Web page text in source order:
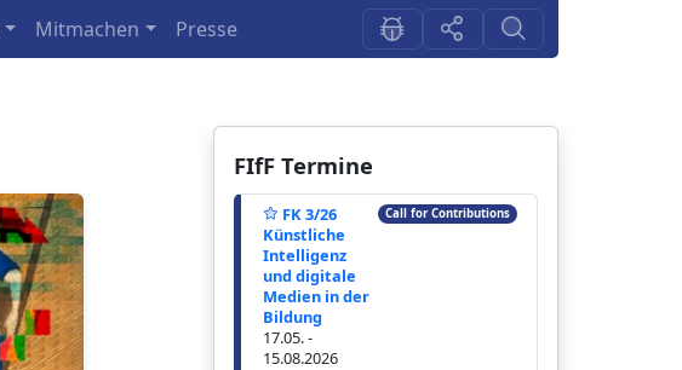
Mitmachen Presse
FIfF Termine
FK 3/26
Künstliche
Intelligenz
und digitale
Medien in der
Bildung
17.05. -
15.08.2026
Call for Contributions